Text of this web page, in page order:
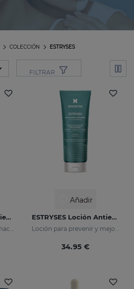
ESTRYSES
COLECCIÓN
FILTRAR
ESTRYSES Crema Antiestrías
Previene y reduce la formación de estrías. Aumenta la elasticidad y ﬂexibilidad de la piel. Reaﬁrmante.
Añadir
ESTRYSES Loción Antiestrías
Loción para prevenir y mejorar las estrías
34.95 €